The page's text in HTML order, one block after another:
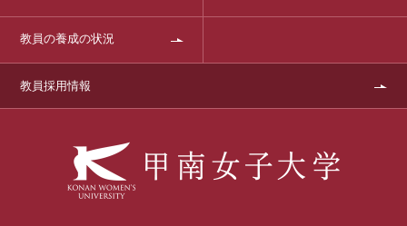
教員の養成の状況
教員採用情報